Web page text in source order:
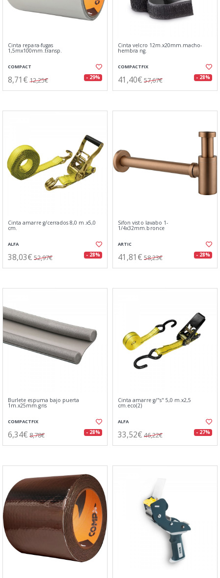
Cinta repara-fugas
1,5mx100mm.transp.
COMPACT
8,71€ 12,25€ - 29%
Cinta velcro 12m.x20mm.macho-
hembra ng.
COMPACTFIX
41,40€ 57,67€ - 28%
Cinta amarre g/cerrados 8,0 m.x5,0
cm.
ALFA
38,03€ 52,97€ - 28%
Sifon visto lavabo 1-
1/4x32mm.bronce
ARTIC
41,81€ 58,23€ - 28%
Burlete espuma bajo puerta
1m.x25mm.gris
COMPACTFIX
6,34€ 8,78€ - 28%
Cinta amarre g/"s" 5,0 m.x2,5
cm.eco(2)
ALFA
33,52€ 46,22€ - 27%